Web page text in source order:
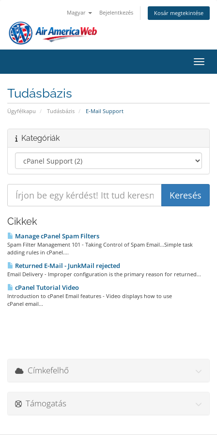
Magyar Bejelentkezés Kosár megtekintése
Tudásbázis
Ügyfélkapu Tudásbázis E-Mail Support
Kategóriák
Cikkek
Manage cPanel Spam Filters
Spam Filter Management 101 - Taking Control of Spam Email...Simple task
adding rules in cPanel....
Returned E-Mail - JunkMail rejected
Email Delivery - Improper configuration is the primary reason for returned...
cPanel Tutorial Video
Introduction to cPanel Email features - Video displays how to use
cPanel email...
Címkefelhő
Támogatás